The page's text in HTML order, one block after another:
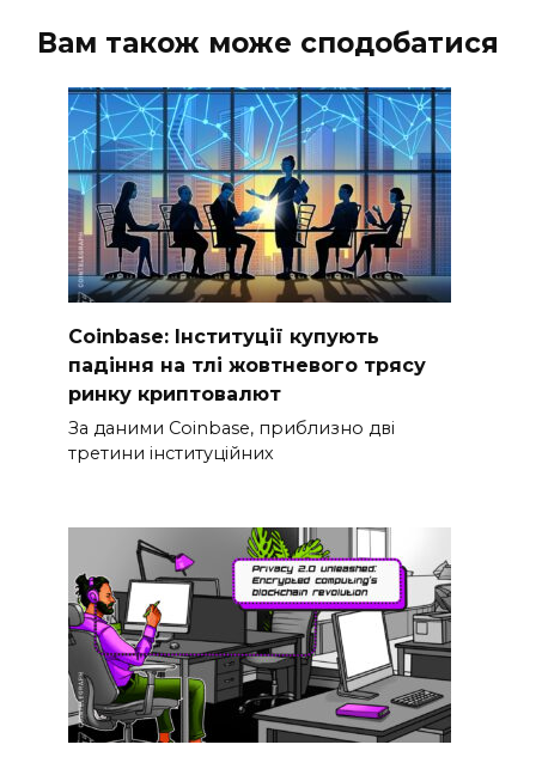
Вам також може сподобатися
Coinbase: Інституції купують
падіння на тлі жовтневого трясу
ринку криптовалют
За даними Coinbase, приблизно дві
третини інституційних